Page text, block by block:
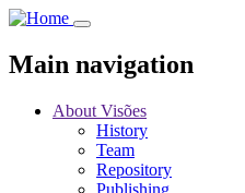
Skip
main
content
Main navigation
About Visões
History
Team
Repository
Publishing